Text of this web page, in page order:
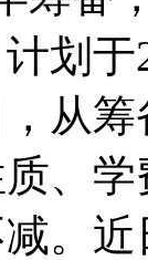
划
从
、
。